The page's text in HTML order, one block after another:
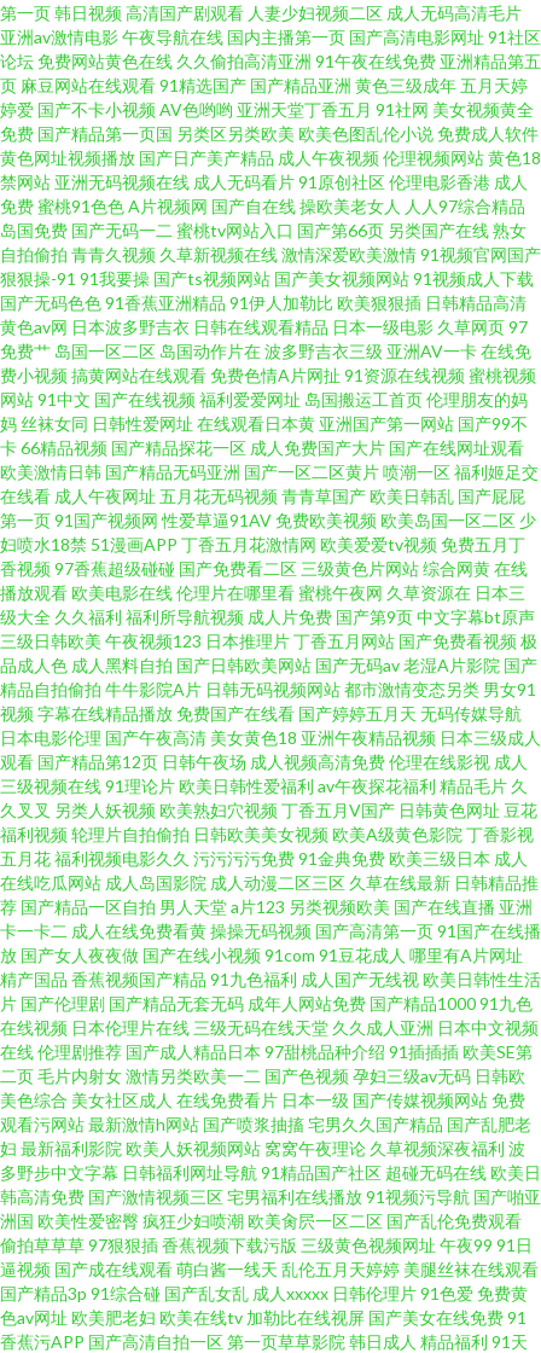
中色综合色图 91免费视频资源 黄色性生活一级 五月天激情人体 白丝自慰在
线 欧美激情导航 午夜日韩免费a 俺去也综合色图 海角传媒91黑料 欧美自慰喷
水网站 亚洲丝袜色图 超碰98 老司机黄色影院 ts互干 久久国产视频精品 色资
源色综合 91干逼电影网 成人品人妻久久 老司机日屄网 亚洲导航 AV地址资源
亚洲一区伪娘射精 男女互操免费看 99h片 久草作爱 无码东京热专区 97草逼
视频 国产搡女人高潮 日韩精品一二三 91美女自慰 国产91在线视频 欧美人
00yy 91停停色网 韩国三级A片 日本精品中文字幕 91重口味视频 韩国三级大
片 日韩A级视屏 97视频精品 国产懆懆网 91在线超碰 欧美午夜免费剧场 国产
中出在线观看 中文字幕禁忌乱偷 韩国色情影院 偷拍拍自超碰 欧美另类在线
观看 日韩欧美色图0p 51视频在线观看 另类重口味一区 东京热蜜桃网 四虎老
司机精品 www毛毛片 丝袜美足 国产第页 久久伊人国产九九 五月婷婷操逼 久
草视频资源网 91超碰综合 男同看片网站 99热都是精品 九九热这里 午夜影院
强奸 www妞干网 久草黄色网 日韩特黄 91免费网址 国产福利吃瓜 欧美人妖在
线 91好看免费视频 激情综合涩涩网 深夜福利在线91 97福利观看
第一页韩日视频高清国产剧观看 人妻少妇视频二区 成人无码高清毛片
亚洲av激情电影午夜导航在线 国内主播第一页 国产高清电影网址 91社区
论坛免费网站黄色在线 久久偷拍高清亚洲 91午夜在线免费 亚洲精品第五
页 麻豆网站在线观看91精选国产 国产精品亚洲 黄色三级成年五月天婷
婷爱 国产不卡小视频AV色哟哟 亚洲天堂丁香五月 91社网 美女视频黄全
免费 国产精品第一页国 另类区另类欧美 欧美色图乱伦小说免费成人软件
黄色网址视频播放 国产日产美产精品 成人午夜视频伦理视频网站黄色18
禁网站 亚洲无码视频在线 成人无码看片91原创社区伦理电影香港 成人
免费蜜桃91色色A片视频网 国产自在线操欧美老女人 人人97综合精品
岛国免费 国产无码一二 蜜桃tv网站入口 国产第66页 另类国产在线熟女
自拍偷拍 青青久视频 久草新视频在线激情深爱欧美激情91视频官网国产
狠狠操-91 91我要操 国产ts视频网站 国产美女视频网站91视频成人下载
国产无码色色91香蕉亚洲精品 91伊人加勒比 欧美狠狠插 日韩精品高清
黄色av网 日本波多野吉衣 日韩在线观看精品 日本一级电影 久草网页97
免费艹 岛国一区二区 岛国动作片在波多野吉衣三级 亚洲AV一卡在线免
费小视频搞黄网站在线观看免费色情A片网扯 91资源在线视频蜜桃视频
网站91中文 国产在线视频福利爱爱网址 岛国搬运工首页伦理朋友的妈
妈丝袜女同 日韩性爱网址 在线观看日本黄 亚洲国产第一网站 国产99不
卡66精品视频 国产精品探花一区 成人免费国产大片 国产在线网址观看
欧美激情日韩 国产精品无码亚洲 国产一区二区黄片喷潮一区福利姬足交
在线看 成人午夜网址 五月花无码视频青青草国产欧美日韩乱 国产屁屁
第一页91国产视频网 性爱草逼91AV免费欧美视频欧美岛国一区二区 少
妇喷水18禁 51漫画APP 丁香五月花激情网 欧美爱爱tv视频免费五月丁
香视频97香蕉超级碰碰 国产免费看二区 三级黄色片网站综合网黄在线
播放观看欧美电影在线伦理片在哪里看蜜桃午夜网 久草资源在 日本三
级大全 久久福利 福利所导航视频 成人片免费 国产第9页中文字幕bt原声
三级日韩欧美 午夜视频123 日本推理片丁香五月网站 国产免费看视频极
品成人色 成人黑料自拍 国产日韩欧美网站 国产无码av老湿A片影院 国产
精品自拍偷拍 牛牛影院A片 日韩无码视频网站都市激情变态另类 男女91
视频字幕在线精品播放免费国产在线看 国产婷婷五月天 无码传媒导航
日本电影伦理 国产午夜高清 美女黄色18 亚洲午夜精品视频 日本三级成人
观看 国产精品第12页 日韩午夜场 成人视频高清免费伦理在线影视 成人
三级视频在线91理论片欧美日韩性爱福利 av午夜探花福利 精品毛片 久
久叉叉 另类人妖视频欧美熟妇穴视频丁香五月V国产 日韩黄色网址 豆花
福利视频轮理片自拍偷拍 日韩欧美美女视频欧美A级黄色影院 丁香影视
五月花福利视频电影久久 污污污污免费91金典免费欧美三级日本 成人
在线吃瓜网站 成人岛国影院 成人动漫二区三区 久草在线最新 日韩精品推
荐 国产精品一区自拍 男人天堂a片123 另类视频欧美 国产在线直播 亚洲
卡一卡二 成人在线免费看黄操操无码视频 国产高清第一页91国产在线播
放 国产女人夜夜做 国产在线小视频91com 91豆花成人 哪里有A片网址
精产国品 香蕉视频国产精品 91九色福利 成人国产无线视欧美日韩性生活
片 国产伦理剧 国产精品无套无码 成年人网站免费 国产精品100091九色
在线视频 日本伦理片在线 三级无码在线天堂 久久成人亚洲 日本中文视频
在线伦理剧推荐 国产成人精品日本 97甜桃品种介绍 91插插插欧美SE第
二页毛片内射女激情另类欧美一二 国产色视频孕妇三级av无码 日韩欧
美色综合 美女社区成人 在线免费看片 日本一级 国产传媒视频网站免费
观看污网站最新激情h网站 国产喷浆抽搐宅男久久国产精品 国产乱肥老
妇 最新福利影院 欧美人妖视频网站 窝窝午夜理论 久草视频深夜福利 波
多野步中文字幕 日韩福利网址导航 91精品国产社区 超碰无码在线欧美日
韩高清免费 国产激情视频三区宅男福利在线播放91视频污导航 国产啪亚
洲国 欧美性爱密臀疯狂少妇喷潮欧美肏屄一区二区 国产乱伦免费观看
偷拍草草草97狠狠插香蕉视频下载污版 三级黄色视频网址 午夜99 91日
逼视频 国产成在线观看萌白酱一线天 乱伦五月天婷婷 美腿丝袜在线观看
国产精品3p 91综合碰 国产乱女乱 成人xxxxx 日韩伦理片91色爱免费黄
色av网址 欧美肥老妇 欧美在线tv 加勒比在线视屏 国产美女在线免费91
香蕉污APP 国产高清自拍一区第一页草草影院 韩日成人 精品福利 91天